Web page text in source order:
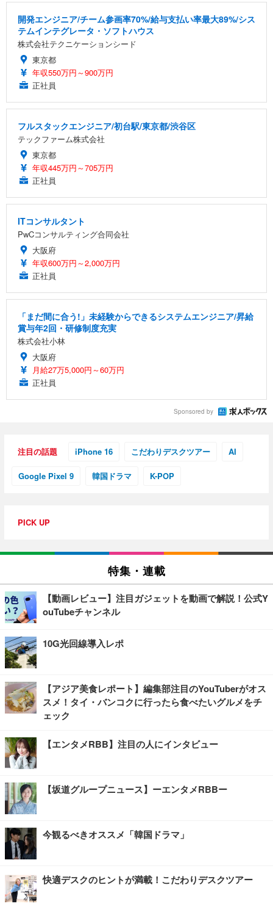
開発エンジニア/チーム参画率70%/給与支払い率最大89%/シス
テムインテグレータ・ソフトハウス
株式会社テクニケーションシード
東京都
年収550万円～900万円
正社員
フルスタックエンジニア/初台駅/東京都/渋谷区
テックファーム株式会社
東京都
年収445万円～705万円
正社員
ITコンサルタント
PwCコンサルティング合同会社
大阪府
年収600万円～2,000万円
正社員
「まだ間に合う!」未経験からできるシステムエンジニア/昇給
賞与年2回・研修制度充実
株式会社小林
大阪府
月給27万5,000円～60万円
正社員
Sponsored by
注目の話題 iPhone 16 こだわりデスクツアー AI
Google Pixel 9 韓国ドラマ K-POP
PICK UP
特集・連載
【動画レビュー】注目ガジェットを動画で解説！公式Y
ouTubeチャンネル
10G光回線導入レポ
【アジア美食レポート】編集部注目のYouTuberがオス
スメ！タイ・バンコクに行ったら食べたいグルメをチ
ェック
【エンタメRBB】注目の人にインタビュー
【坂道グループニュース】ーエンタメRBBー
今観るべきオススメ「韓国ドラマ」
快適デスクのヒントが満載！こだわりデスクツアー